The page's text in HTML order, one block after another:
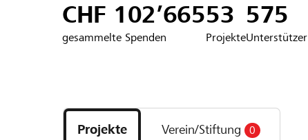
CHF 102’665
gesammelte Spenden
53
Projekte
575
Unterstützer
Projekte
undProjekte Verein/Stiftung 0